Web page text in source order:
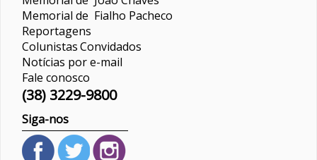
Memorial de Fialho Pacheco
Reportagens
ColunistasConvidados
Notícias por e-mail
Fale conosco
(38) 3229-9800
Siga-nos